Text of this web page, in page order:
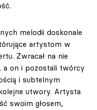
melodii doskonale
artystom w
Zwracał na nie
a on i pozostali twórcy
i subtelnym
utwory. Artysta
swoim głosem,